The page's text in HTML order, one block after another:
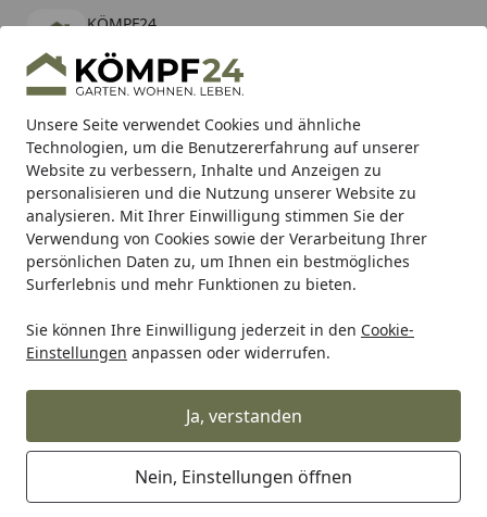
Unsere Seite verwendet Cookies und ähnliche
Technologien, um die Benutzererfahrung auf unserer
Website zu verbessern, Inhalte und Anzeigen zu
personalisieren und die Nutzung unserer Website zu
analysieren. Mit Ihrer Einwilligung stimmen Sie der
Verwendung von Cookies sowie der Verarbeitung Ihrer
persönlichen Daten zu, um Ihnen ein bestmögliches
Surferlebnis und mehr Funktionen zu bieten.
Sie können Ihre Einwilligung jederzeit in den Cookie-
Einstellungen anpassen oder widerrufen.
Ja, verstanden
Nein, Einstellungen öffnen
KÖMPF24
kostenlos - Im App Store
Hotline
Alle Produkte
Mein Konto
Suchen
Karibu Pools inkl. gratis Sandfilteranlage & Pool-
Starterset (Gesamtwert bis 468,99€)
Startseite
Broil King Zubehör für Broil King Grills Broil King
Broil King Grillschürzen &
Grillhandschuhe
Ihre Artikelübersicht